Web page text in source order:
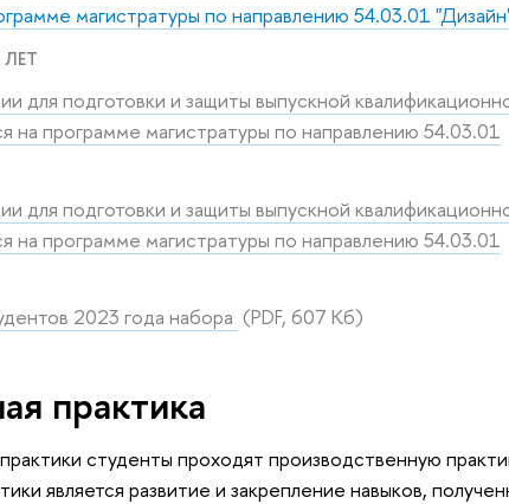
магистратуры по направлению 54.03.01
для подготовки и защиты выпускной
на программе магистратуры по направлению 54.03.01
для подготовки и защиты выпускной
на программе магистратуры по направлению 54.03.01
2023 года набора (PDF, 607 Кб)
практика
студенты проходят производственную
является развитие и закрепление навыков,